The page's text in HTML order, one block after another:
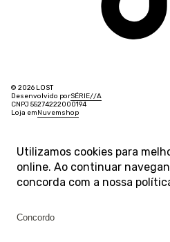
© 2026 LOST
Desenvolvido porSÉRIE//A
CNPJ 55274222000194
Loja emNuvemshop
Utilizamos cookies para
online. Ao continuar
concorda com a nossa
Concordo